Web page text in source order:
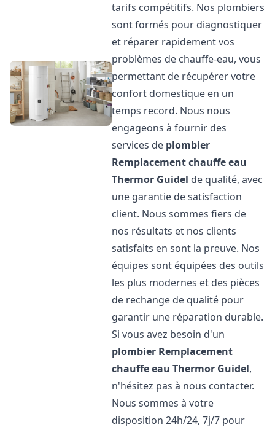
tarifs compétitifs. Nos plombiers
sont formés pour diagnostiquer
et réparer rapidement vos
problèmes de chauffe-eau, vous
permettant de récupérer votre
confort domestique en un
temps record. Nous nous
engageons à fournir des
services de plombier
Remplacement chauffe eau
Thermor Guidel de qualité, avec
une garantie de satisfaction
client. Nous sommes fiers de
nos résultats et nos clients
satisfaits en sont la preuve. Nos
équipes sont équipées des outils
les plus modernes et des pièces
de rechange de qualité pour
garantir une réparation durable.
Si vous avez besoin d'un
plombier Remplacement
chauffe eau Thermor Guidel,
n'hésitez pas à nous contacter.
Nous sommes à votre
disposition 24h/24, 7j/7 pour